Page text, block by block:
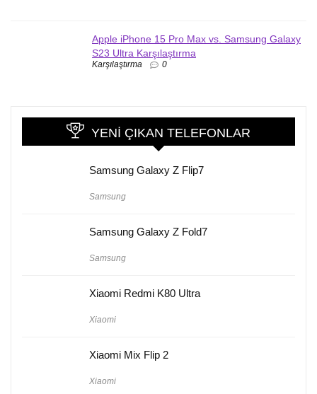
Apple iPhone 15 Pro Max vs. Samsung Galaxy
S23 Ultra Karşılaştırma
Karşılaştırma 0
YENI ÇIKAN TELEFONLAR
Samsung Galaxy Z Flip7
Samsung
Samsung Galaxy Z Fold7
Samsung
Xiaomi Redmi K80 Ultra
Xiaomi
Xiaomi Mix Flip 2
Xiaomi